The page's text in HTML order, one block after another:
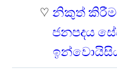
♡ නිකුත්
ජනපදය